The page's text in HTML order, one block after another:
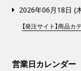
2026年06月18日 (
【発注サイト】商品
営業日カレンダー